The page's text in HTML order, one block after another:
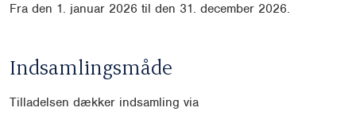
Fra den 1. januar 2026 til den 31. december 2026.
Indsamlingsmåde
Tilladelsen dækker indsamling via